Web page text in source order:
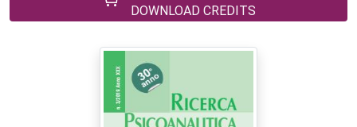
DOWNLOAD CREDITS